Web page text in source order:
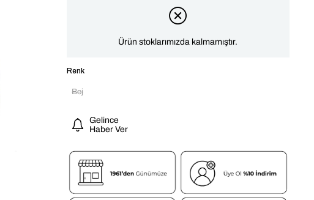
Ürün stoklarımızda kalmamıştır.
Renk
Bej
Gelince
Haber Ver